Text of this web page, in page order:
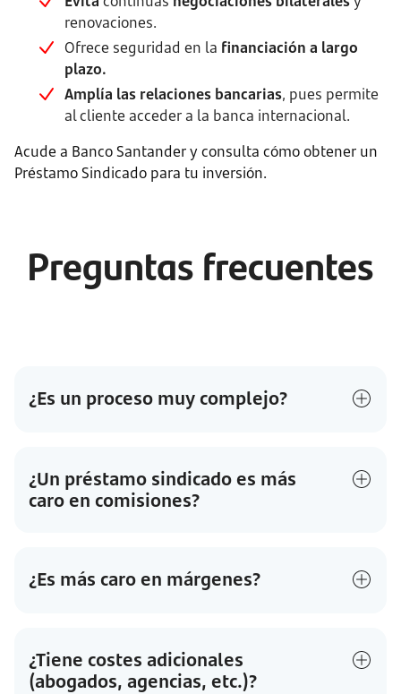
renovaciones.
Ofrece seguridad en la financiación a largo
plazo.
Amplía las relaciones bancarias, pues permite
al cliente acceder a la banca internacional.
Acude a Banco Santander y consulta cómo obtener un
Préstamo Sindicado para tu inversión.
Preguntas frecuentes
¿Es un proceso muy complejo?
¿Un préstamo sindicado es más
caro en comisiones?
¿Es más caro en márgenes?
¿Tiene costes adicionales
(abogados, agencias, etc.)?